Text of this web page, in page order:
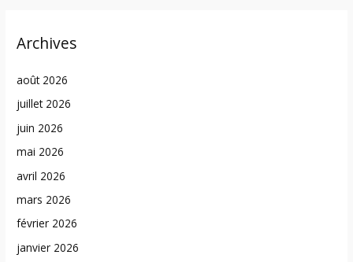
Archives
août 2026
juillet 2026
juin 2026
mai 2026
avril 2026
mars 2026
février 2026
janvier 2026